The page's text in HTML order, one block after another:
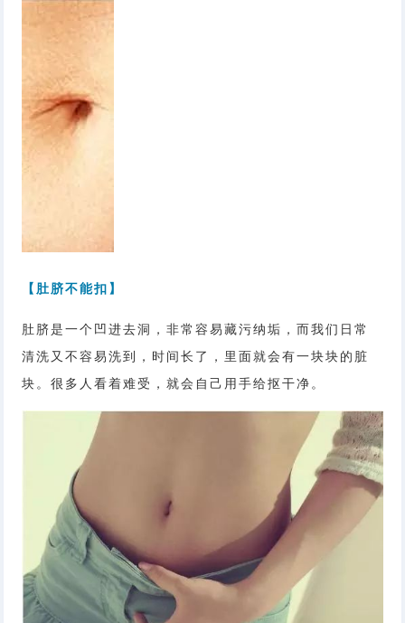
【肚脐不能扣】
肚脐是一个凹进去洞，非常容易藏污纳垢，而我们日常
清洗又不容易洗到，时间长了，里面就会有一块块的脏
块。很多人看着难受，就会自己用手给抠干净。